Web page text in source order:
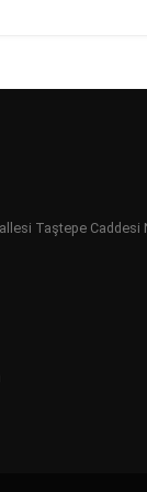
Taştepe Caddesi